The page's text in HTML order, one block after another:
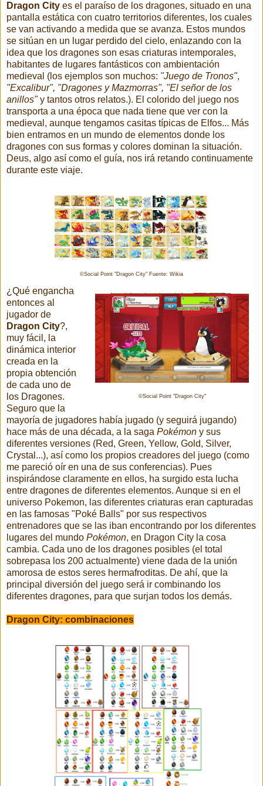
Dragon City es el paraíso de los dragones, situado en una
pantalla estática con cuatro territorios diferentes, los cuales
se van activando a medida que se avanza. Estos mundos
se sitúan en un lugar perdido del cielo, enlazando con la
idea que los dragones son esas criaturas intemporales,
habitantes de lugares fantásticos con ambientación
medieval (los ejemplos son muchos: "Juego de Tronos",
"Excalibur", "Dragones y Mazmorras", "El señor de los
anillos"y tantos otros relatos.). El colorido del juego nos
transporta a una época que nada tiene que ver con la
medieval, aunque tengamos casitas típicas de Elfos... Más
bien entramos en un mundo de elementos donde los
dragones con sus formas y colores dominan la situación.
Deus, algo así como el guía, nos irá retando continuamente
durante este viaje.
©Social Point "Dragon City" Fuente: Wikia
©Social Point "Dragon City"
¿Qué engancha
entonces al
jugador de
Dragon City?,
muy fácil, la
dinámica interior
creada en la
propia obtención
de cada uno de
los Dragones.
Seguro que la
mayoría de jugadores había jugado (y seguirá jugando)
hace más de una década, a la saga Pokémon y sus
diferentes versiones (Red, Green, Yellow, Gold, Silver,
Crystal...), así como los propios creadores del juego (como
me pareció oír en una de sus conferencias). Pues
inspirándose claramente en ellos, ha surgido esta lucha
entre dragones de diferentes elementos. Aunque si en el
universo Pokemon, las diferentes criaturas eran capturadas
en las famosas "Poké Balls" por sus respectivos
entrenadores que se las iban encontrando por los diferentes
lugares del mundo Pokémon, en Dragon City la cosa
cambia. Cada uno de los dragones posibles (el total
sobrepasa los 200 actualmente) viene dada de la unión
amorosa de estos seres hermafroditas. De ahí, que la
principal diversión del juego será ir combinando los
diferentes dragones, para que surjan todos los demás.
Dragon City: combinaciones